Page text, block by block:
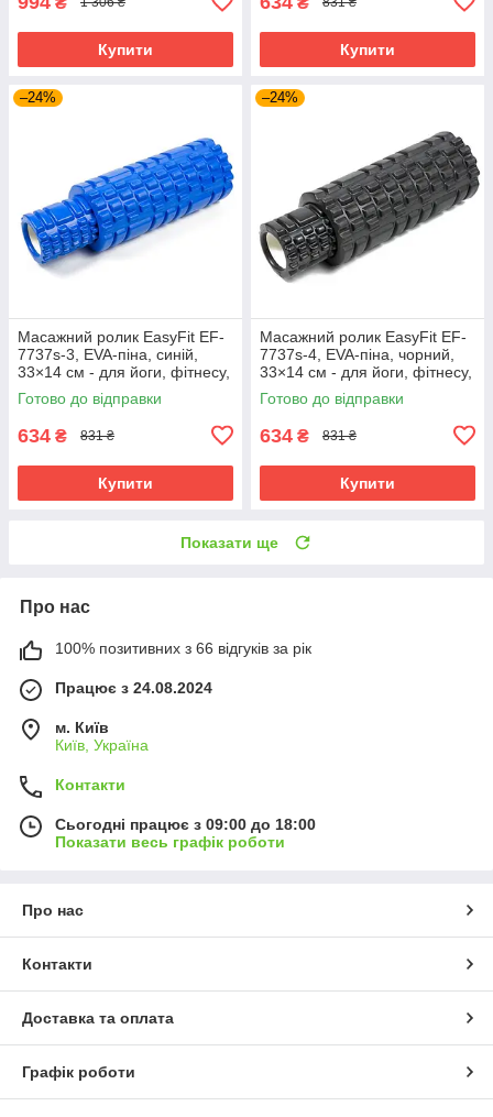
Купити Купити
–24%
Масажний ролик EasyFit EF-
7737s-3, EVA-піна, синій,
33×14 см - для йоги, фітнесу,
реабілітації
Готово до відправки
634 ₴ 831 ₴
Купити
–24%
Масажний ролик EasyFit EF-
7737s-4, EVA-піна, чорний,
33×14 см - для йоги, фітнесу,
реабілітації
Готово до відправки
634 ₴ 831 ₴
Купити
Показати ще
Про нас
100% позитивних з 66 відгуків за рік
Працює з 24.08.2024
м. Київ
Київ, Україна
Контакти
Сьогодні працює з 09:00 до 18:00
Показати весь графік роботи
Про нас
Контакти
Доставка та оплата
Графік роботи